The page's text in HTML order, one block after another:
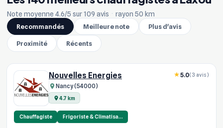
Note moyenne 4.6/5 sur 109 avis · rayon 50 km
Recommandés
Meilleure note Plus d'avis
Proximité Récents
Nouvelles Energies
Nancy (54000)
4.7 km
5.0(3 avis)
Chauffagiste Frigoriste & Climatisa…